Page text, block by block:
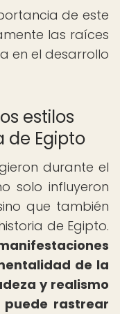
de este
las raíces
en el desarrollo
estilos
de Egipto
durante el
solo influyeron
que también
de Egipto.
de la
y realismo
puede rastrear